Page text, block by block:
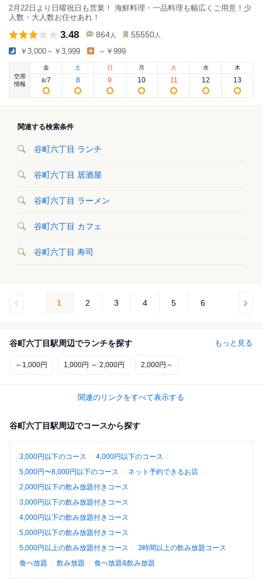
2月22日より日曜祝日も営業！ 海鮮料理・一品料理も幅広くご用意！少
人数・大人数お任せあれ！
3.48 864 人 55550 人
￥3,000～￥3,999 ～￥999
空席
情報
金
8/7
土
8
日
9
月
10
火
11
水
12
木
13
関連する検索条件
谷町六丁目 ランチ
谷町六丁目 居酒屋
谷町六丁目 ラーメン
谷町六丁目 カフェ
谷町六丁目 寿司
1 2 3 4 5 6
谷町六丁目駅周辺でランチを探す もっと見る
～1,000円 1,000円 ～ 2,000円 2,000円～
関連のリンクをすべて表示する
谷町六丁目駅周辺でコースから探す
3,000円以下のコース
4,000円以下のコース
5,000円〜8,000円以下のコース
ネット予約できるお店
2,000円以下の飲み放題付きコース
3,000円以下の飲み放題付きコース
4,000円以下の飲み放題付きコース
5,000円以下の飲み放題付きコース
5,000円以上の飲み放題付きコース
3時間以上の飲み放題コース
食べ放題
飲み放題 食べ放題&飲み放題